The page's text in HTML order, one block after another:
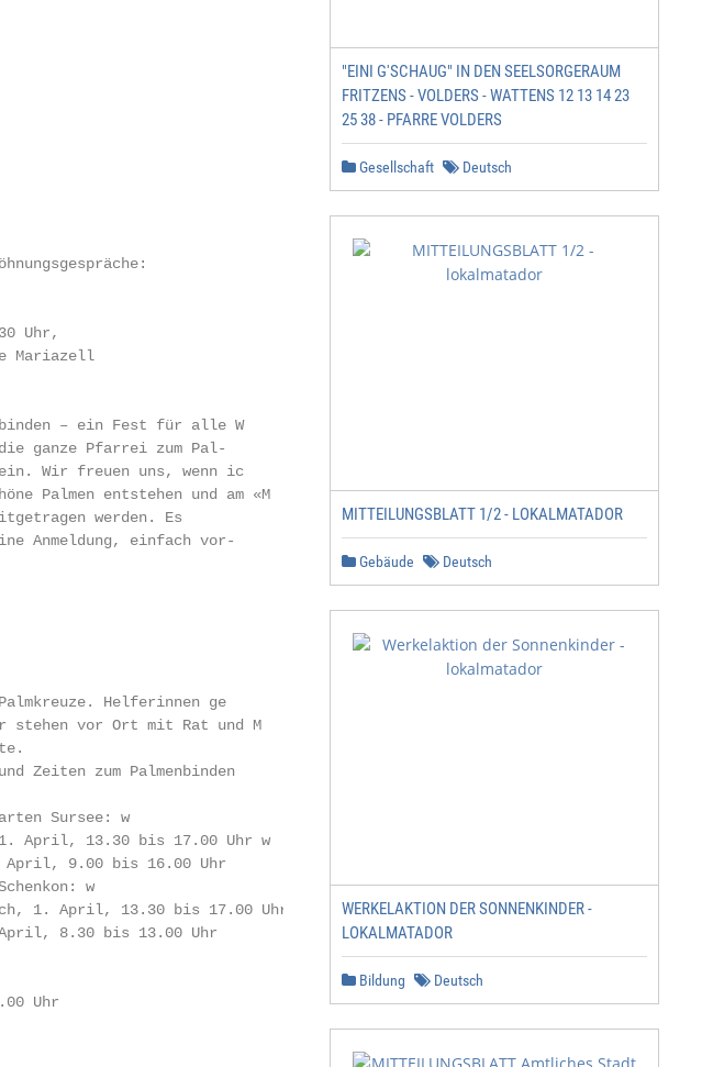
Uhr,
Mariazell
– ein Fest für alle W
ganze Pfarrei zum Pal-
ein. Wir freuen uns, wenn ic
Palmen entstehen und am «M
werden. Es
Anmeldung, einfach vor-
Helferinnen ge
stehen vor Ort mit Rat und M
zum Palmenbinden
Sursee: w
1. April, 13.30 bis 17.00 Uhr w
April, 9.00 bis 16.00 Uhr
w
1. April, 13.30 bis 17.00 Uhr D
8.30 bis 13.00 Uhr
Uhr
"EINI G'SCHAUG" IN DEN SEELSORGERAUM
FRITZENS - VOLDERS - WATTENS 12 13 14 23
25 38 - PFARRE VOLDERS
Gesellschaft Deutsch
MITTEILUNGSBLATT 1/2 - LOKALMATADOR
Gebäude Deutsch
WERKELAKTION DER SONNENKINDER -
LOKALMATADOR
Bildung Deutsch